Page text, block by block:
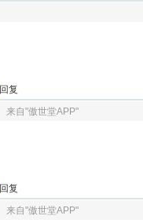
回复
来自"傲世堂APP"
回复
来自"傲世堂APP"